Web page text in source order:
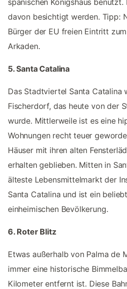
davon besichtigt werden. Tipp:
Bürger der EU freien Eintritt
Arkaden.
5. Santa Catalina
Das Stadtviertel Santa Catalina
Fischerdorf, das heute von der
wurde. Mittlerweile ist es eine
Wohnungen recht teuer
Häuser mit ihren alten
erhalten geblieben. Mitten in
älteste Lebensmittelmarkt der
Santa Catalina und ist ein
einheimischen Bevölkerung.
6. Roter Blitz
Etwas außerhalb von Palma de
immer eine historische
Kilometer entfernt ist. Diese